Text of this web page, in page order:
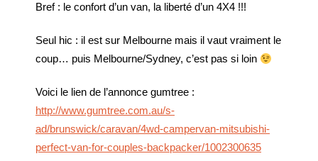
Bref : le confort d’un van, la liberté d’un 4X4 !!!
Seul hic : il est sur Melbourne mais il vaut vraiment le
coup… puis Melbourne/Sydney, c’est pas si loin
Voici le lien de l’annonce gumtree :
http://www.gumtree.com.au/s-
ad/brunswick/caravan/4wd-campervan-mitsubishi-
perfect-van-for-couples-backpacker/1002300635